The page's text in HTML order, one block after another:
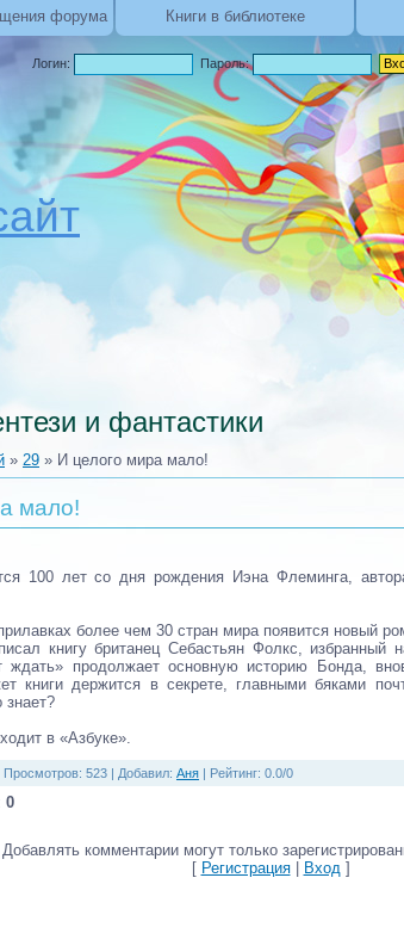
форума Книги в библиотеке
Логин: Пароль:
и фантастики
» 29 » И целого мира мало!
мало!
100 лет со дня рождения Иэна Флеминга,
более чем 30 стран мира появится новый
книгу британец Себастьян Фолкс, избранный
продолжает основную историю Бонда,
книги держится в секрете, главными бяками
знает?
в «Азбуке».
Просмотров: 523 | Добавил: Аня Рейтинг: 0.0/0
0
Добавлять комментарии могут только
[ Регистрация| Вход]